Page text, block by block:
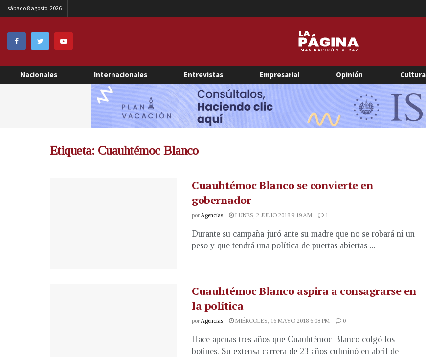
sábado 8 agosto, 2026
Nacionales Internacionales Entrevistas Empresarial Opinión Cultura
Etiqueta: Cuauhtémoc Blanco
Cuauhtémoc Blanco se convierte en
gobernador
porAgencias LUNES, 2 JULIO 2018 9:19 AM 1
Durante su campaña juró ante su madre que no se robará ni un
peso y que tendrá una política de puertas abiertas ...
Cuauhtémoc Blanco aspira a consagrarse en
la política
porAgencias MIÉRCOLES, 16 MAYO 2018 6:08 PM 0
Hace apenas tres años que Cuauhtémoc Blanco colgó los
botines. Su extensa carrera de 23 años culminó en abril de